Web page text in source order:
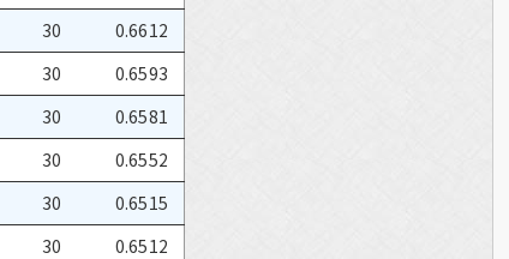
30
0.6612
30
0.6593
30
0.6581
30
0.6552
30
0.6515
30
0.6512